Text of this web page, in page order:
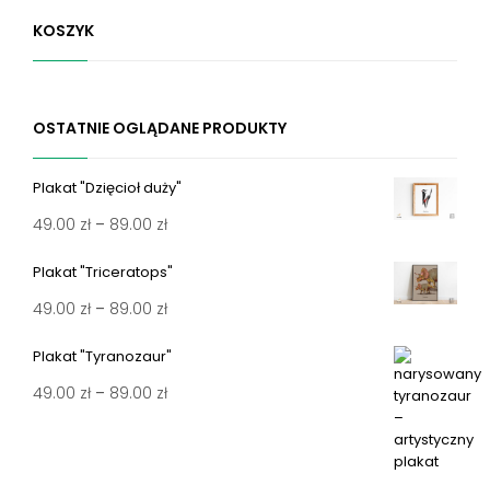
KOSZYK
OSTATNIE OGLĄDANE PRODUKTY
Plakat "Dzięcioł duży"
49.00 zł – 89.00 złZakres
49.00 zł
Plakat "Triceratops"
49.00 zł – 89.00 złZakres
49.00 zł
Plakat "Tyranozaur"
49.00 zł – 89.00 złZakres